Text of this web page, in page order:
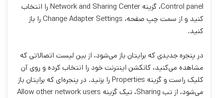
Control panel، گزینه Network and Sharing Center را انتخاب
کنید و از سمت چپ صفحه، Change Adapter Settings را باز
کنید.
در پنجره جدیدی که برایتان باز می‌شود، از بین لیست اتصالاتی که
مشاهده می‌کنید، کانکشن اینترنت خود را انتخاب کرده و روی آن
کلیک راست و گزینه Properties را بزنید. در پنجره‌ای که برایتان باز
می‌شود، از تب Sharing، تیک گزینه Allow other network users